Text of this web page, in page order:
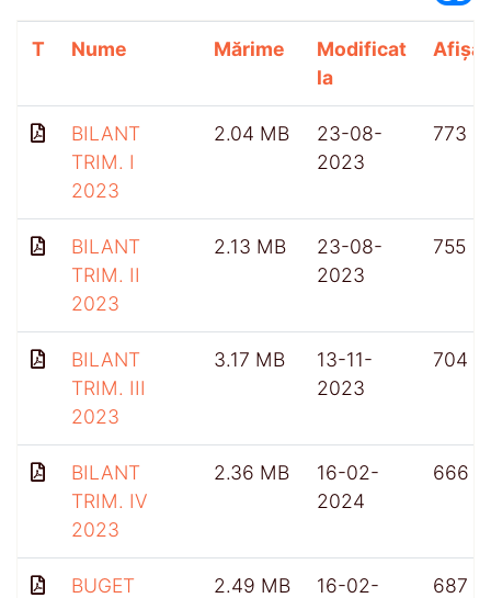
T Nume Mărime
Modificat
la
BILANT
TRIM. I
2023
2.04 MB
23-08-
2023
773
BILANT
TRIM. II
2023
2.13 MB
23-08-
2023
755
BILANT
TRIM. III
2023
3.17 MB
13-11-
2023
704
BILANT
TRIM. IV
2023
2.36 MB
16-02-
2024
666
BUGET
2.49 MB
16-02-
687